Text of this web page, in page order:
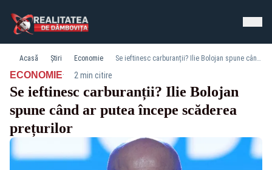
Acasă Știri Economie Se ieftinesc carburanții? Ilie Bolojan spune când ar putea începe scăderea prețurilor
ECONOMIE· 2 min citire
Se ieftinesc carburanții? Ilie Bolojan
spune când ar putea începe scăderea
prețurilor